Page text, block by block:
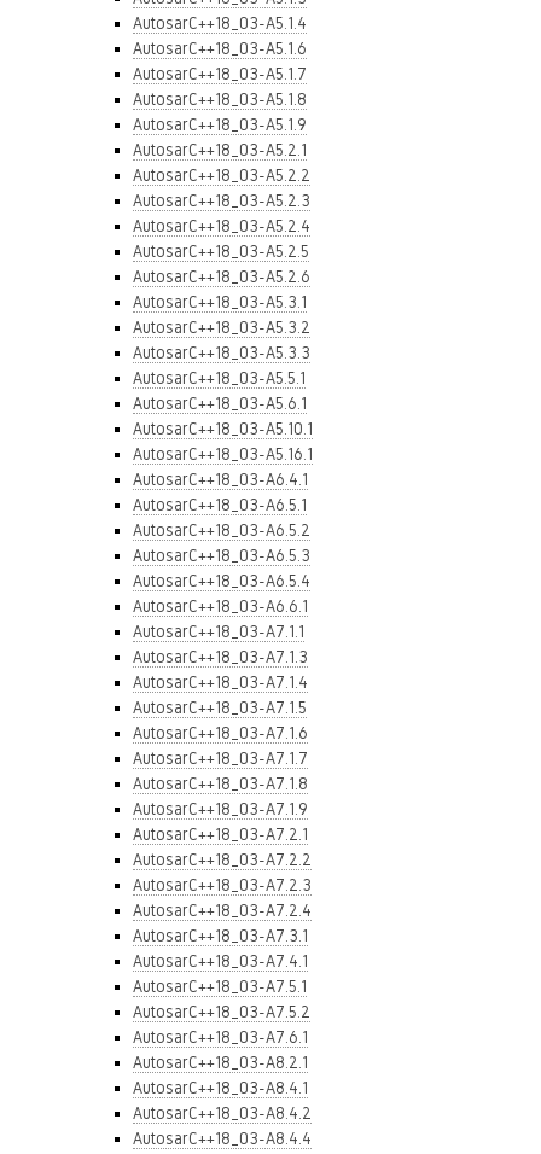
AutosarC++18_03-A5.1.4
AutosarC++18_03-A5.1.6
AutosarC++18_03-A5.1.7
AutosarC++18_03-A5.1.8
AutosarC++18_03-A5.1.9
AutosarC++18_03-A5.2.1
AutosarC++18_03-A5.2.2
AutosarC++18_03-A5.2.3
AutosarC++18_03-A5.2.4
AutosarC++18_03-A5.2.5
AutosarC++18_03-A5.2.6
AutosarC++18_03-A5.3.1
AutosarC++18_03-A5.3.2
AutosarC++18_03-A5.3.3
AutosarC++18_03-A5.5.1
AutosarC++18_03-A5.6.1
AutosarC++18_03-A5.10.1
AutosarC++18_03-A5.16.1
AutosarC++18_03-A6.4.1
AutosarC++18_03-A6.5.1
AutosarC++18_03-A6.5.2
AutosarC++18_03-A6.5.3
AutosarC++18_03-A6.5.4
AutosarC++18_03-A6.6.1
AutosarC++18_03-A7.1.1
AutosarC++18_03-A7.1.3
AutosarC++18_03-A7.1.4
AutosarC++18_03-A7.1.5
AutosarC++18_03-A7.1.6
AutosarC++18_03-A7.1.7
AutosarC++18_03-A7.1.8
AutosarC++18_03-A7.1.9
AutosarC++18_03-A7.2.1
AutosarC++18_03-A7.2.2
AutosarC++18_03-A7.2.3
AutosarC++18_03-A7.2.4
AutosarC++18_03-A7.3.1
AutosarC++18_03-A7.4.1
AutosarC++18_03-A7.5.1
AutosarC++18_03-A7.5.2
AutosarC++18_03-A7.6.1
AutosarC++18_03-A8.2.1
AutosarC++18_03-A8.4.1
AutosarC++18_03-A8.4.2
AutosarC++18_03-A8.4.4